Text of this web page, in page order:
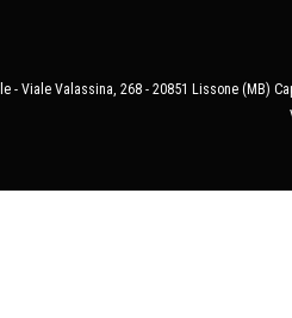
- Viale Valassina, 268 - 20851 Lissone (MB)